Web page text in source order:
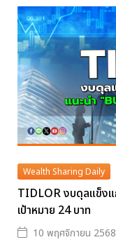
Wealth Sharing Daily
TIDLOR งบดุลแข็งแ
เป้าหมาย 24 บาท
10 พฤศจิกายน 2568